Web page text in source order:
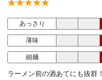
あっさり
薄味
細麺
ラーメン前の酒あてにも抜群！